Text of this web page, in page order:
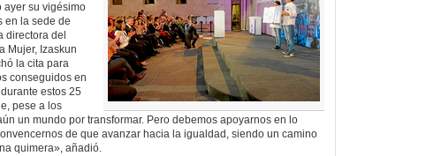
ayer su vigésimo
en la sede de
directora del
Mujer, Izaskun
la cita para
conseguidos en
estos 25
pese a los
un mundo por transformar. Pero debemos apoyarnos en lo
de que avanzar hacia la igualdad, siendo un camino
quimera», añadió.